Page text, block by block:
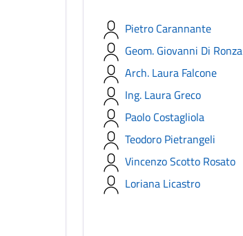
Pietro Carannante
Geom. Giovanni Di Ronza
Arch. Laura Falcone
Ing. Laura Greco
Paolo Costagliola
Teodoro Pietrangeli
Vincenzo Scotto Rosato
Loriana Licastro